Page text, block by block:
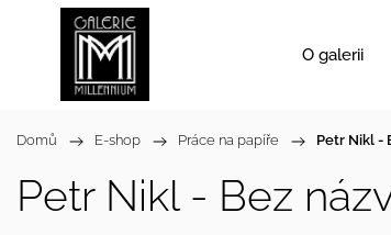
O galerii
Domů / E-shop / Práce na papíře / Petr Nikl -
Petr Nikl - Bez